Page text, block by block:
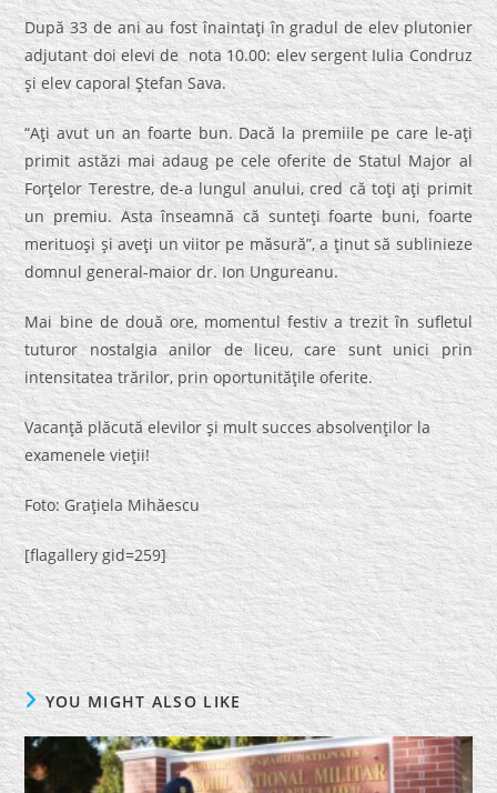
După 33 de ani au fost înaintaţi în gradul de elev plutonier
adjutant doi elevi de nota 10.00: elev sergent Iulia Condruz
şi elev caporal Ştefan Sava.
“Aţi avut un an foarte bun. Dacă la premiile pe care le-aţi
primit astăzi mai adaug pe cele oferite de Statul Major al
Forţelor Terestre, de-a lungul anului, cred că toţi aţi primit
un premiu. Asta înseamnă că sunteţi foarte buni, foarte
merituoşi şi aveţi un viitor pe măsură”, a ţinut să sublinieze
domnul general-maior dr. Ion Ungureanu.
Mai bine de două ore, momentul festiv a trezit în sufletul
tuturor nostalgia anilor de liceu, care sunt unici prin
intensitatea trărilor, prin oportunităţile oferite.
Vacanţă plăcută elevilor şi mult succes absolvenţilor la
examenele vieţii!
Foto: Graţiela Mihăescu
[flagallery gid=259]
YOU MIGHT ALSO LIKE